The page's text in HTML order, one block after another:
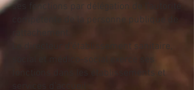
ses fonctions par délégation de l’autorité
compétente de la personne publique de
Le directeur d’établissement sanitaire,
social et médico-social exerce ses
fonctions dans les établissements et